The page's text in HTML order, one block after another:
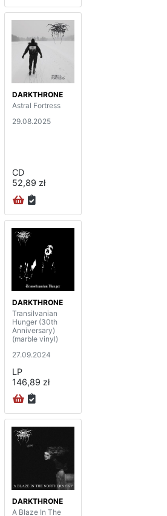
DARKTHRONE
Astral Fortress
29.08.2025
CD
52,89 zł
DARKTHRONE
Transilvanian
Hunger (30th
Anniversary)
(marble vinyl)
27.09.2024
LP
146,89 zł
DARKTHRONE
A Blaze In The